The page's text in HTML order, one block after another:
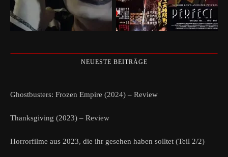
NEUESTE BEITRÄGE
Ghostbusters: Frozen Empire (2024) – Review
Thanksgiving (2023) – Review
Horrorfilme aus 2023, die ihr gesehen haben solltet (Teil 2/2)